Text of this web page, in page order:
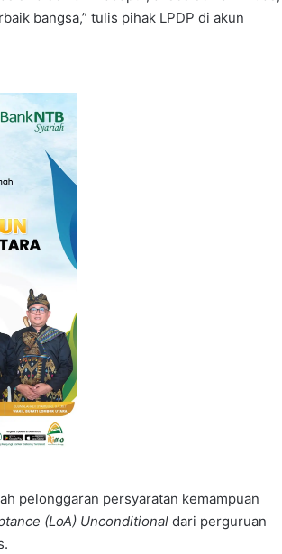
bangsa,” tulis pihak LPDP di akun
pelonggaran persyaratan kemampuan
(LoA) Unconditional dari perguruan